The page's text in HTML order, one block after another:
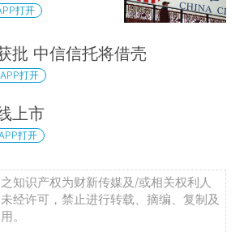
打开
批 中信信托将借壳
APP打开
上市
打开
知识产权为财新传媒及/或相关权利人
经许可，禁止进行转载、摘编、复制及
。